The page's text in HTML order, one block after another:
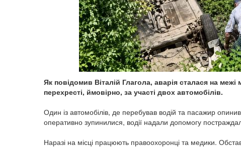
Як повідомив Віталій Глагола, аварія сталася на
перехресті, ймовірно, за участі двох автомобілів.
Один із автомобілів, де перебував водій та пасажир
оперативно зупинилися, водії надали допомогу
Наразі на місці працюють правоохоронці та медики.